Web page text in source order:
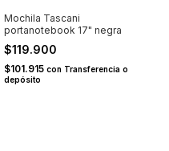
Mochila Tascani
portanotebook 17" negra
$119.900
$101.915 con Transferencia o
depósito